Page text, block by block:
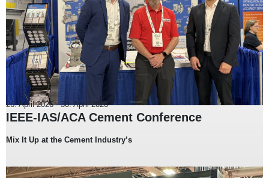
26. April 2026-30. April 2026
IEEE-IAS/ACA Cement Conference
Mix It Up at the Cement Industry’s